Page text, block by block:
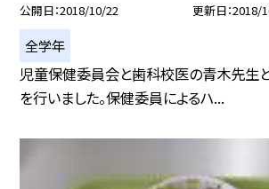
公開日 2018/10/22 更新日 2018/
全学年
児童保健委員会と歯科校医の青木先生
を行いました。保健委員によるハ...